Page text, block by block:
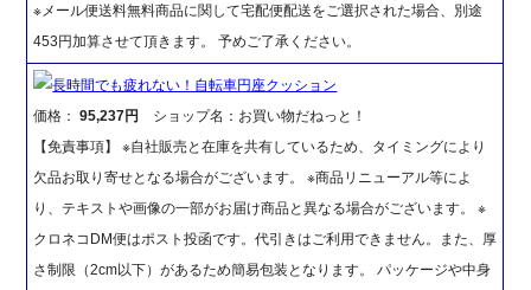
※メール便送料無料商品に関して宅配便配送をご選択された場合、別途
453円加算させて頂きます。 予めご了承ください。
長時間でも疲れない！自転車円座クッション
価格：95,237円
ショップ名：お買い物だねっと！
【免責事項】 ※自社販売と在庫を共有しているため、タイミングにより
欠品お取り寄せとなる場合がございます。 ※商品リニューアル等によ
り、テキストや画像の一部がお届け商品と異なる場合がございます。 ※
クロネコDM便はポスト投函です。代引きはご利用できません。また、厚
さ制限（2cm以下）があるため簡易包装となります。 パッケージや中身